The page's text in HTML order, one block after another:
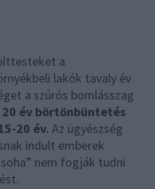
a
lakók tavaly év
a szúrós bomlásszag
év börtönbüntetés
20 év. Az ügyészség
indult emberek
nem fogják tudni